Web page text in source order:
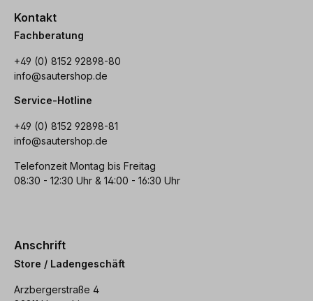
Kontakt
Fachberatung
+49 (0) 8152 92898-80
info@sautershop.de
Service-Hotline
+49 (0) 8152 92898-81
info@sautershop.de
Telefonzeit Montag bis Freitag
08:30 - 12:30 Uhr & 14:00 - 16:30 Uhr
Anschrift
Store / Ladengeschäft
Arzbergerstraße 4